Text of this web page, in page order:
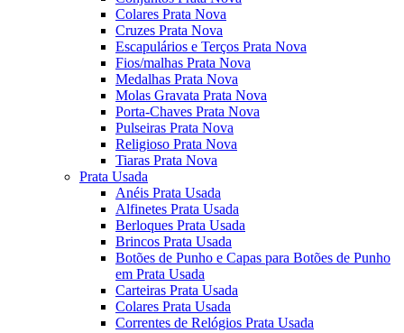
Colares Prata Nova
Cruzes Prata Nova
Escapulários e Terços Prata Nova
Fios/malhas Prata Nova
Medalhas Prata Nova
Molas Gravata Prata Nova
Porta-Chaves Prata Nova
Pulseiras Prata Nova
Religioso Prata Nova
Tiaras Prata Nova
Prata Usada
Anéis Prata Usada
Alfinetes Prata Usada
Berloques Prata Usada
Brincos Prata Usada
Botões de Punho e Capas para Botões de Punho
em Prata Usada
Carteiras Prata Usada
Colares Prata Usada
Correntes de Relógios Prata Usada